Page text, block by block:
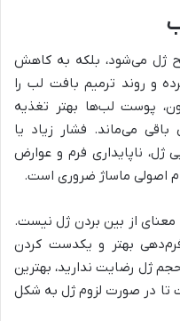
ژل می‌شود، بلکه به کاهش
و روند ترمیم بافت لب را
پوست لب‌ها بهتر تغذیه
می‌ماند. فشار زیاد یا
ژل، ناپایداری فرم و عوارض
اصولی ماساژ ضروری است.
معنای از بین بردن ژل نیست.
بهتر و یکدست کردن
ژل رضایت ندارید، بهترین
در صورت لزوم ژل به شکل